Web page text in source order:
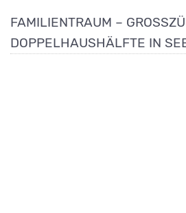
FAMILIENTRAUM –
OPPELHAUSHÄLFTE IN